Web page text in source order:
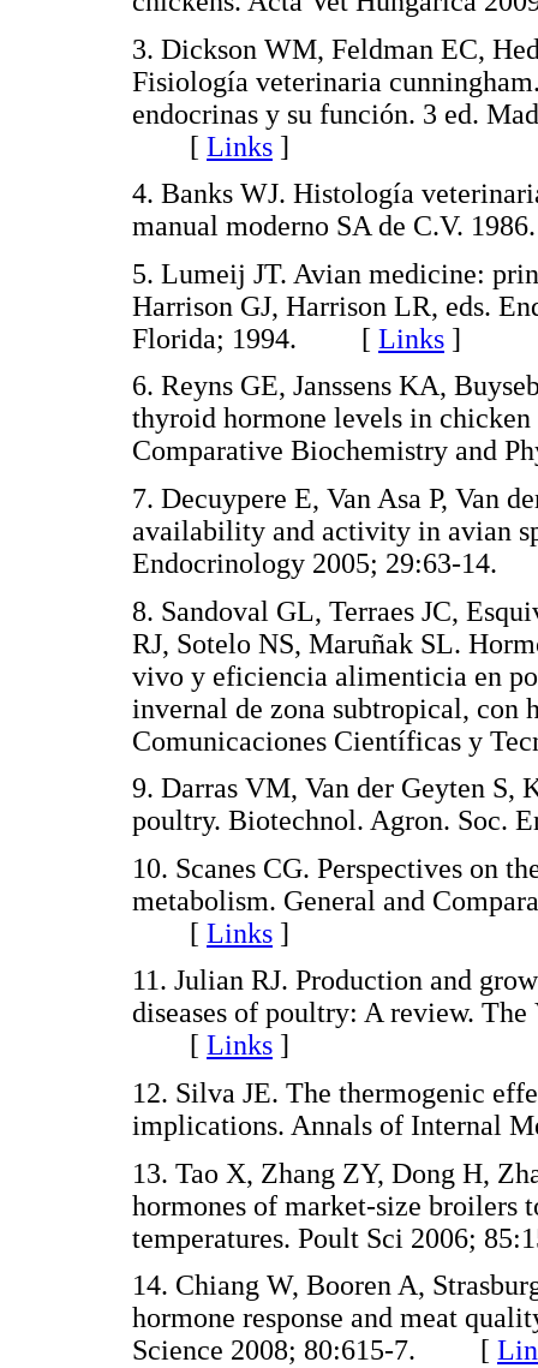
3. Dickson WM, Feldman EC,
Fisiología veterinaria
endocrinas y su función. 3 ed.
[ Links ]
4. Banks WJ. Histología
manual moderno SA de C.V.
5. Lumeij JT. Avian medicine:
Harrison GJ, Harrison LR, eds.
Florida; 1994. [ Links ]
6. Reyns GE, Janssens KA,
thyroid hormone levels in
Comparative Biochemistry
7. Decuypere E, Van Asa P, Van
availability and activity in avian
Endocrinology 2005; 29:63-
8. Sandoval GL, Terraes JC,
RJ, Sotelo NS, Maruñak SL.
vivo y eficiencia alimenticia en
invernal de zona subtropical, con
Comunicaciones Científicas y
9. Darras VM, Van der Geyten S,
poultry. Biotechnol. Agron.
10. Scanes CG. Perspectives on
metabolism. General and
[ Links ]
11. Julian RJ. Production and
diseases of poultry: A review.
[ Links ]
12. Silva JE. The thermogenic
implications. Annals of
13. Tao X, Zhang ZY, Dong H,
hormones of market-size broilers
temperatures. Poult Sci 2006;
14. Chiang W, Booren A,
hormone response and meat
Science 2008; 80:615-7. [